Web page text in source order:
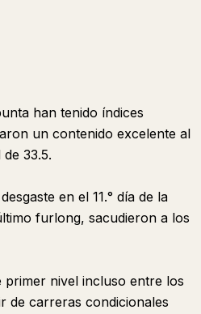
han tenido índices
un contenido excelente al
33.5.
en el 11.° día de la
furlong, sacudieron a los
primer nivel incluso entre los
de carreras condicionales